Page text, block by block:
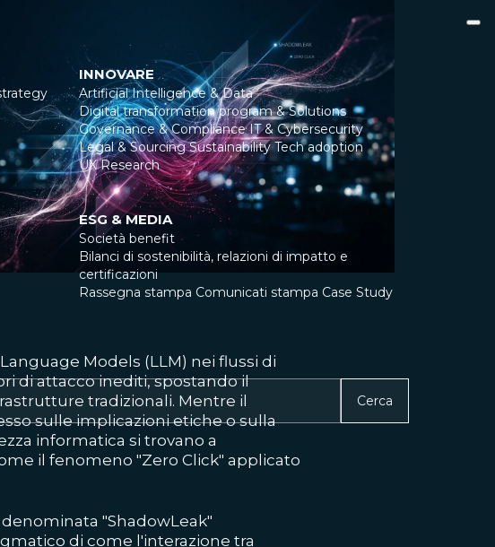
INNOVARE
Artificial Intelligence & Data
Digital transformation program & Solutions
Governance & Compliance IT & Cybersecurity
Legal & Sourcing Sustainability Tech adoption
UX Research
ESG & MEDIA
Società benefit
Bilanci di sostenibilità, relazioni di impatto e
certificazioni
Rassegna stampa Comunicati stampa Case Study
Cerca
Models (LLM) nei flussi di
di attacco inediti, spostando il
tradizionali. Mentre il
sulle implicazioni etiche o sulla
informatica si trovano a
il fenomeno "Zero Click" applicato
"ShadowLeak"
di come l'interazione tra